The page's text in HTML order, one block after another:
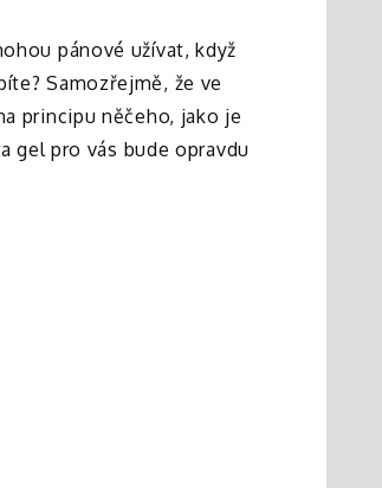
pánové užívat, když
Samozřejmě, že ve
principu něčeho, jako je
gel pro vás bude opravdu